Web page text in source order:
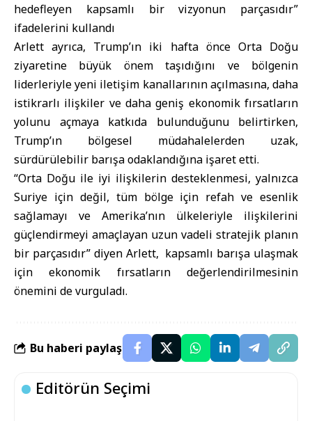
hedefleyen kapsamlı bir vizyonun parçasıdır”
ifadelerini kullandı
Arlett ayrıca, Trump’ın iki hafta önce Orta Doğu
ziyaretine büyük önem taşıdığını ve bölgenin
liderleriyle yeni iletişim kanallarının açılmasına, daha
istikrarlı ilişkiler ve daha geniş ekonomik fırsatların
yolunu açmaya katkıda bulunduğunu belirtirken,
Trump’ın bölgesel müdahalelerden uzak,
sürdürülebilir barışa odaklandığına işaret etti.
“Orta Doğu ile iyi ilişkilerin desteklenmesi, yalnızca
Suriye için değil, tüm bölge için refah ve esenlik
sağlamayı ve Amerika’nın ülkeleriyle ilişkilerini
güçlendirmeyi amaçlayan uzun vadeli stratejik planın
bir parçasıdır” diyen Arlett, kapsamlı barışa ulaşmak
için ekonomik fırsatların değerlendirilmesinin
önemini de vurguladı.
Bu haberi paylaş
Editörün Seçimi